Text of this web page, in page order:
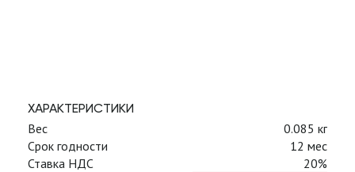
ХАРАКТЕРИСТИКИ
Вес
0.085 кг
Срок годности
12 мес
Ставка НДС
20%